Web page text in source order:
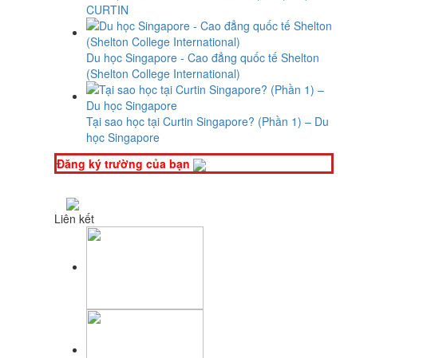
CURTIN
Du học Singapore - Cao đẳng quốc tế Shelton
(Shelton College International)
Tại sao học tại Curtin Singapore? (Phần 1) – Du
học Singapore
Đăng ký trường của bạn
Liên kết